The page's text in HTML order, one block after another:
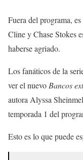
Fuera del programa,
Cline y Chase Stokes
haberse agriado.
Los fanáticos de la
ver el nuevo Bancos
autora Alyssa
temporada 1 del
Esto es lo que puede